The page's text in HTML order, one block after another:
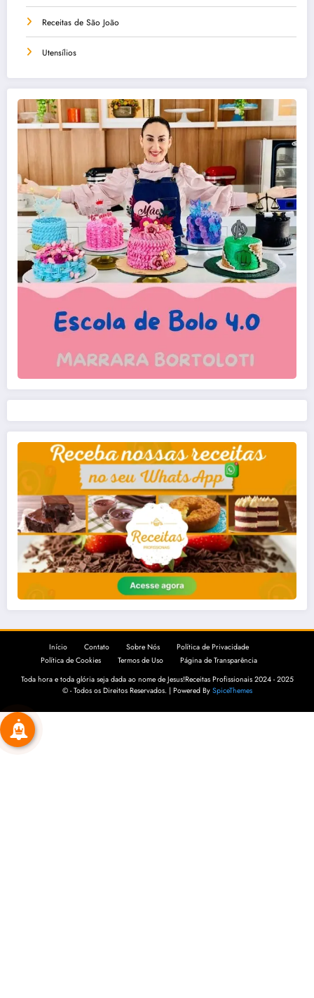
Receitas de São João
Utensílios
Início Contato Sobre Nós
Política de Privacidade
Política de Cookies
Termos de Uso
Página de Transparência
Toda hora e toda glória seja dada ao nome de Jesus!Receitas Profissionais 2024 - 2025
© - Todos os Direitos Reservados. | Powered By SpiceThemes